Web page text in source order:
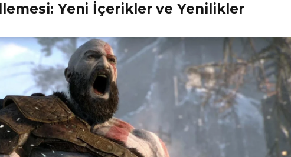
Yeni İçerikler ve Yenilikler